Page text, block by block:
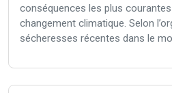
conséquences les plus
changement climatique. Selon
sécheresses récentes dans le